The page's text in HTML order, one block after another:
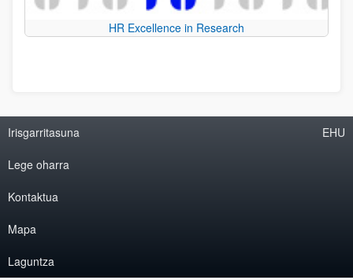
HR Excellence in Research
Irisgarritasuna
Lege oharra
Kontaktua
Mapa
Laguntza
EHU